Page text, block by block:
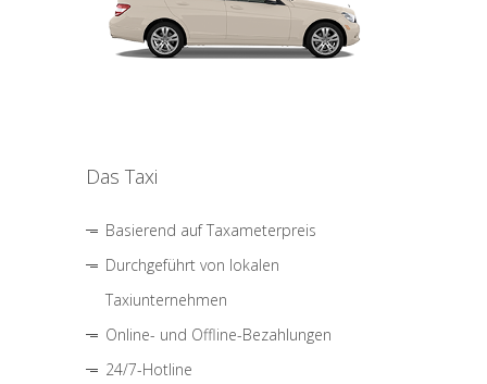
Das Taxi
Basierend auf Taxameterpreis
Durchgeführt von lokalen
Taxiunternehmen
Online- und Offline-Bezahlungen
24/7-Hotline